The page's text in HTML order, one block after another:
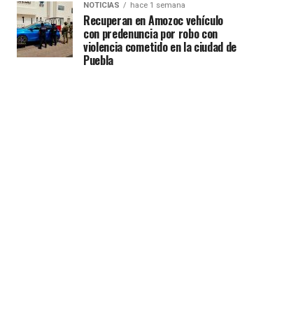
NOTICIAS hace 1 semana
Recuperan en Amozoc vehículo
con predenuncia por robo con
violencia cometido en la ciudad de
Puebla